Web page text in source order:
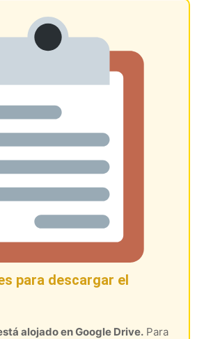
para descargar el
alojado en Google Drive. Para